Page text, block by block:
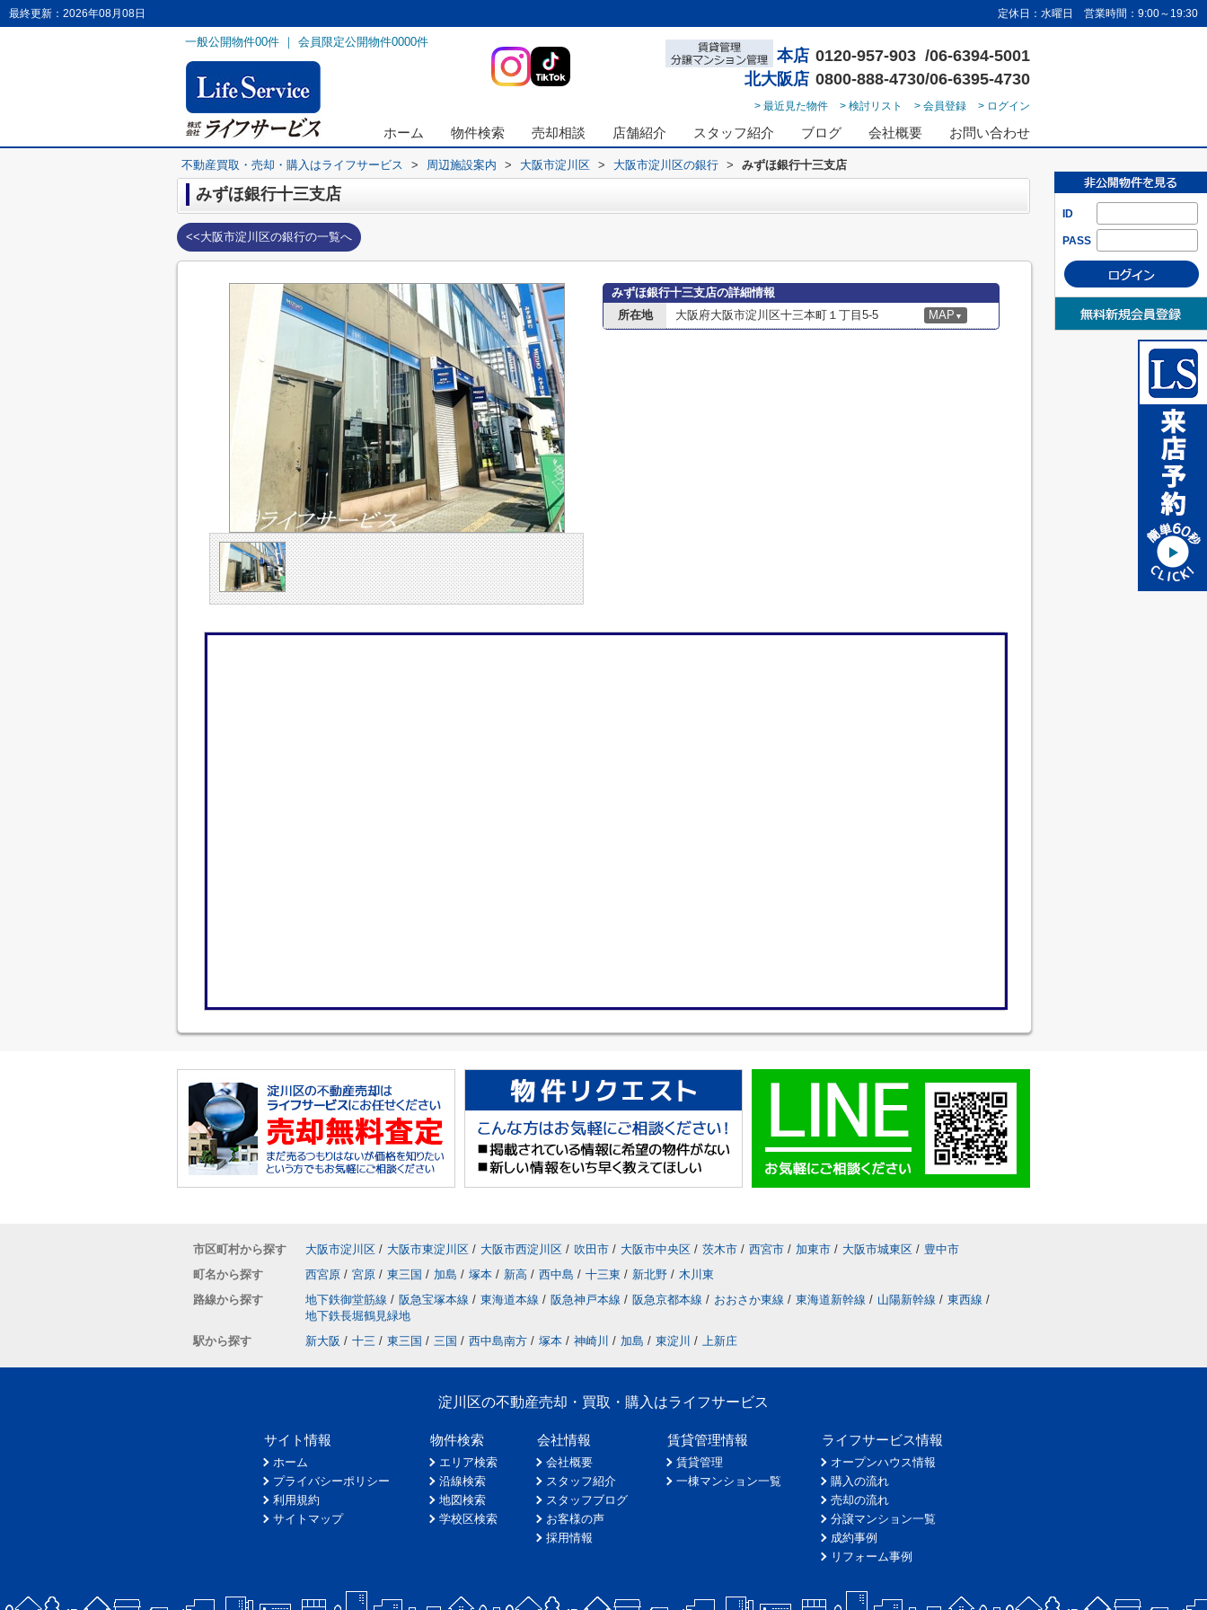
最終更新：2026年08月08日 定休日：水曜日 営業時間：9:00～19:30
一般公開物件00件 ｜ 会員限定公開物件0000件
本店 0120-957-903 /06-6394-5001
北大阪店 0800-888-4730/06-6395-4730
> 最近見た物件 > 検討リスト > 会員登録 > ログイン
ホーム 物件検索 売却相談 店舗紹介 スタッフ紹介 ブログ 会社概要 お問い合わせ
ID
PASS
不動産買取・売却・購入はライフサービス > 周辺施設案内 > 大阪市淀川区 > 大阪市淀川区の銀行 > みずほ銀行十三支店
みずほ銀行十三支店
<<大阪市淀川区の銀行の一覧へ
みずほ銀行十三支店の詳細情報
所在地
大阪府大阪市淀川区十三本町１丁目5-5 MAP ▼
市区町村から探す 大阪市淀川区 / 大阪市東淀川区 / 大阪市西淀川区 / 吹田市 / 大阪市中央区 / 茨木市 / 西宮市 / 加東市 / 大阪市城東区 / 豊中市
町名から探す
西宮原 / 宮原 / 東三国 / 加島 / 塚本 / 新高 / 西中島 / 十三東 / 新北野 / 木川東
路線から探す
地下鉄御堂筋線 / 阪急宝塚本線 / 東海道本線 / 阪急神戸本線 / 阪急京都本線 / おおさか東線 / 東海道新幹線 / 山陽新幹線 / 東西線 /
地下鉄長堀鶴見緑地
駅から探す
新大阪 / 十三 / 東三国 / 三国 / 西中島南方 / 塚本 / 神崎川 / 加島 / 東淀川 / 上新庄
淀川区の不動産売却・買取・購入はライフサービス
サイト情報
ホーム
プライバシーポリシー
利用規約
サイトマップ
物件検索
エリア検索
沿線検索
地図検索
学校区検索
会社情報
会社概要
スタッフ紹介
スタッフブログ
お客様の声
採用情報
賃貸管理情報
賃貸管理
一棟マンション一覧
ライフサービス情報
オープンハウス情報
購入の流れ
売却の流れ
分譲マンション一覧
成約事例
リフォーム事例